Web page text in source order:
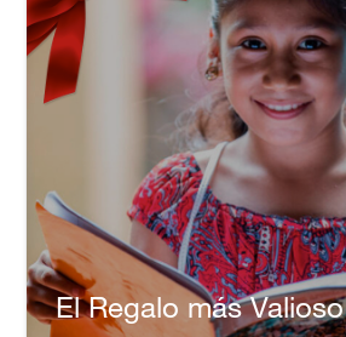
El Regalo más Valioso